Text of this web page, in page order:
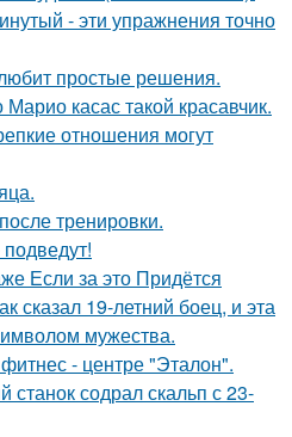
- эти упражнения точно
простые решения.
касас такой красавчик.
отношения могут
тренировки.
Если за это Придётся
сказал 19-летний боец, и эта
мужества.
- центре "Эталон".
станок содрал скальп с 23-